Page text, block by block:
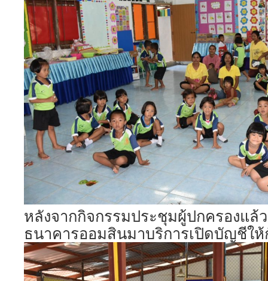
หลังจากกิจกรรมประชุมผู้ปกครองแล้
ธนาคารออมสินมาบริการเปิดบัญชีให้